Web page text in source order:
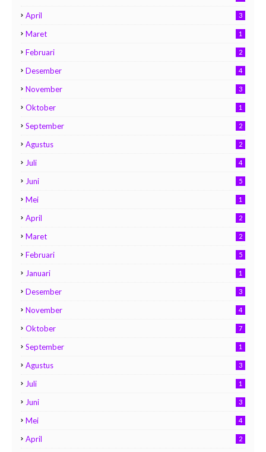
April 3
Maret 1
Februari 2
Desember 4
November 3
Oktober 1
September 2
Agustus 2
Juli 4
Juni 5
Mei 1
April 2
Maret 2
Februari 5
Januari 1
Desember 3
November 4
Oktober 7
September 1
Agustus 3
Juli 1
Juni 3
Mei 4
April 2